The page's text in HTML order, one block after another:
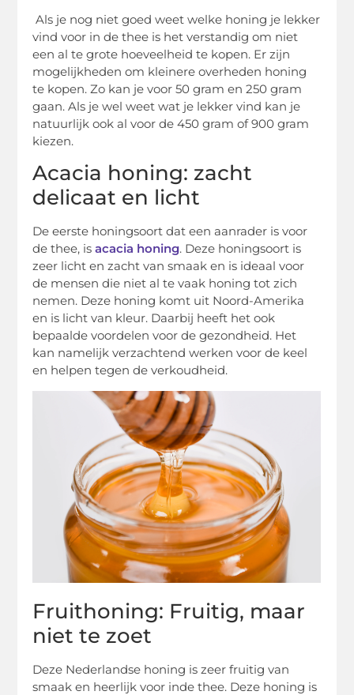
Als je nog niet goed weet welke honing je lekker
vind voor in de thee is het verstandig om niet
een al te grote hoeveelheid te kopen. Er zijn
mogelijkheden om kleinere overheden honing
te kopen. Zo kan je voor 50 gram en 250 gram
gaan. Als je wel weet wat je lekker vind kan je
natuurlijk ook al voor de 450 gram of 900 gram
kiezen.
Acacia honing: zacht
delicaat en licht
De eerste honingsoort dat een aanrader is voor
de thee, isacacia honing. Deze honingsoort is
zeer licht en zacht van smaak en is ideaal voor
de mensen die niet al te vaak honing tot zich
nemen. Deze honing komt uit Noord-Amerika
en is licht van kleur. Daarbij heeft het ook
bepaalde voordelen voor de gezondheid. Het
kan namelijk verzachtend werken voor de keel
en helpen tegen de verkoudheid.
Fruithoning: Fruitig, maar
niet te zoet
Deze Nederlandse honing is zeer fruitig van
smaak en heerlijk voor inde thee. Deze honing is